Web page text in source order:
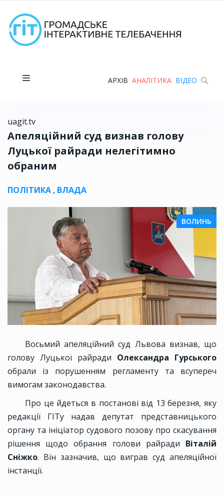
АРХІВ АНАЛІТИКА ВІДЕО
uagit.tv
Апеляційний суд визнав голову
Луцької райради нелегітимно
обраним
ПОЛІТИКА , ВЛАДА
ВОЛИНЬ
Восьмий апеляційний суд Львова визнав, що
голову Луцької райради Олександра Гурського
обрали із порушенням регламенту та всупереч
вимогам законодавства.
Про це йдеться в постанові від 13 березня, яку
редакції ГІТу надав депутат представницького
органу та ініціатор судового позову про скасування
рішення щодо обрання голови райради Віталій
Сніжко. Він зазначив, що виграв суд апеляційної
інстанції.